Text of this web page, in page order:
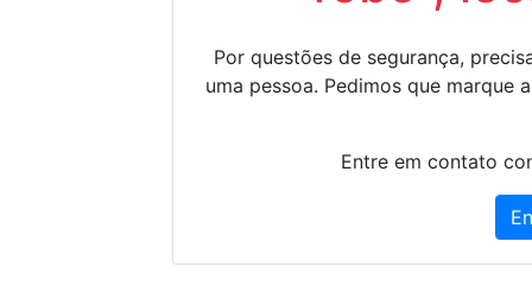
Por questões de segurança,
uma pessoa. Pedimos que marque
Entre em contato